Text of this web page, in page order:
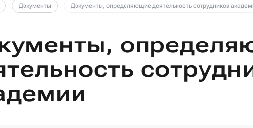
Документы Документы, определяющие деятельность сотрудников